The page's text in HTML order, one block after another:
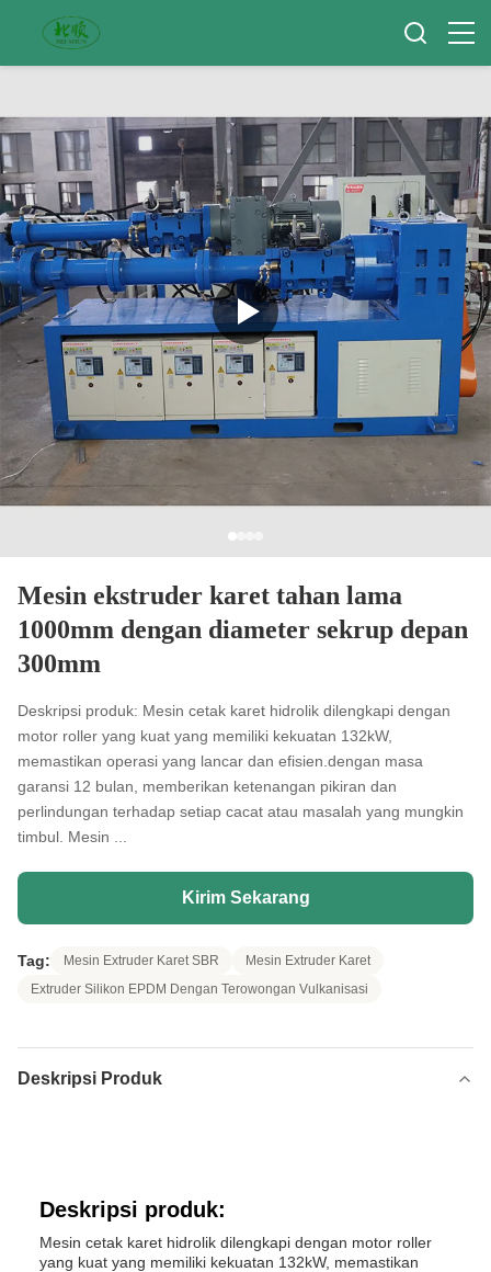
Mesin ekstruder karet tahan lama
1000mm dengan diameter sekrup depan
300mm
Deskripsi produk: Mesin cetak karet hidrolik dilengkapi dengan
motor roller yang kuat yang memiliki kekuatan 132kW,
memastikan operasi yang lancar dan efisien.dengan masa
garansi 12 bulan, memberikan ketenangan pikiran dan
perlindungan terhadap setiap cacat atau masalah yang mungkin
timbul. Mesin ...
Kirim Sekarang
Tag: Mesin Extruder Karet SBR
Mesin Extruder Karet
Extruder Silikon EPDM Dengan Terowongan Vulkanisasi
Deskripsi Produk
Deskripsi produk:
Mesin cetak karet hidrolik dilengkapi dengan motor roller
yang kuat yang memiliki kekuatan 132kW, memastikan